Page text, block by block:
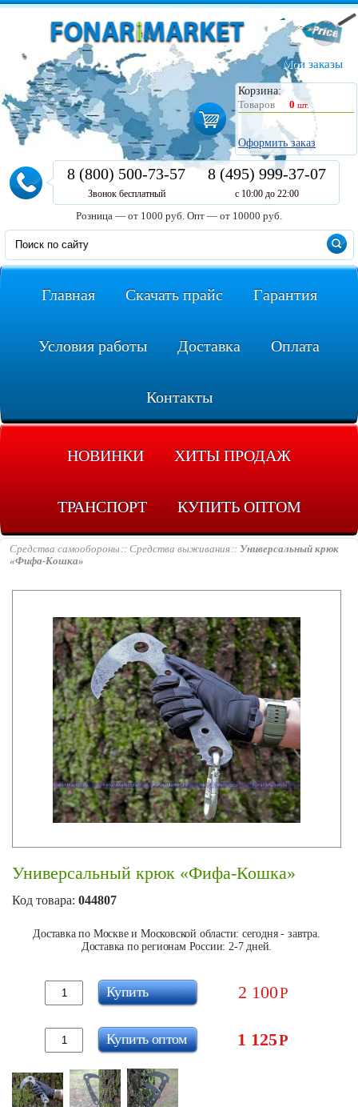
Мои заказы
Корзина:
Товаров
0 шт.
Оформить заказ
8 (800) 500-73-57
Звонок бесплатный
8 (495) 999-37-07
с 10:00 до 22:00
Розница — от 1000 руб. Опт — от 10000 руб.
Главная Скачать прайс Гарантия
Условия работы Доставка Оплата
Контакты
НОВИНКИ ХИТЫ ПРОДАЖ
ТРАНСПОРТ КУПИТЬ ОПТОМ
Средства самообороны Средства выживания
Универсальный крюк
«Фифа-Кошка»
Универсальный крюк «Фифа-Кошка»
Код товара: 044807
Доставка по Москве и Московской области: сегодня - завтра.
Доставка по регионам России: 2-7 дней.
2 100Р
Купить
1 125Р
Купить оптом